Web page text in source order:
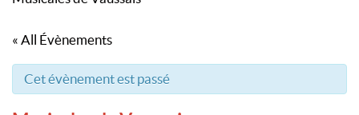
« All Évènements
Cet évènement est passé